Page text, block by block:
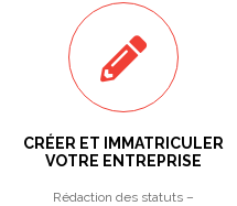
CRÉER ET IMMATRICULER
VOTRE ENTREPRISE
Rédaction des statuts –